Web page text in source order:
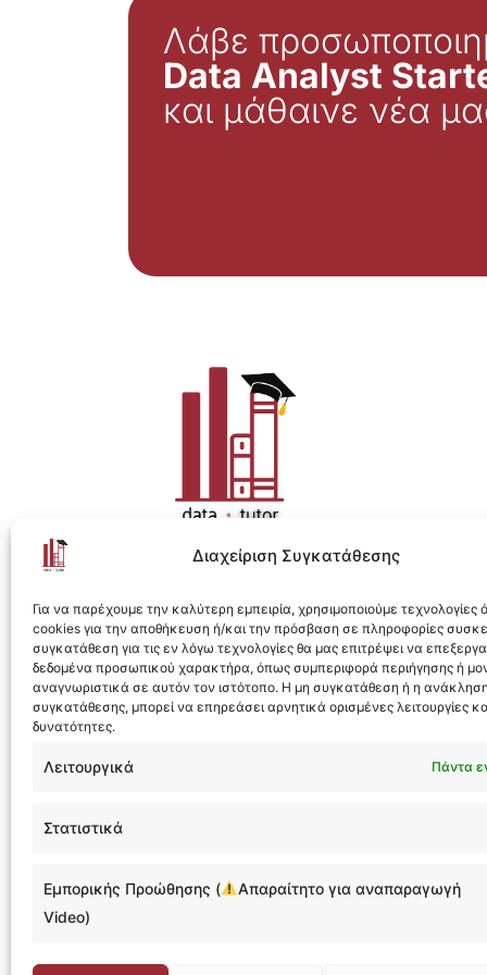
Διαχείριση Συγκατάθεσης
Για να παρέχουμε την καλύτερη εμπειρία, χρησιμοποιούμε τεχνολογίες
cookies για την αποθήκευση ή/και την πρόσβαση σε πληροφορίες
συγκατάθεση για τις εν λόγω τεχνολογίες θα μας επιτρέψει να
δεδομένα προσωπικού χαρακτήρα, όπως συμπεριφορά περιήγησης ή
αναγνωριστικά σε αυτόν τον ιστότοπο. Η μη συγκατάθεση ή η
συγκατάθεσης, μπορεί να επηρεάσει αρνητικά ορισμένες λειτουργίες
δυνατότητες.
Λειτουργικά Πάντα
Στατιστικά
Εμπορικής Προώθησης (
Απαραίτητο για αναπαραγωγή
Video)
Λάβε
Data Analyst
και μάθαινε νέα
Η ολοκληρωμένη e-learning λύση για
Designed & Developed byFlare